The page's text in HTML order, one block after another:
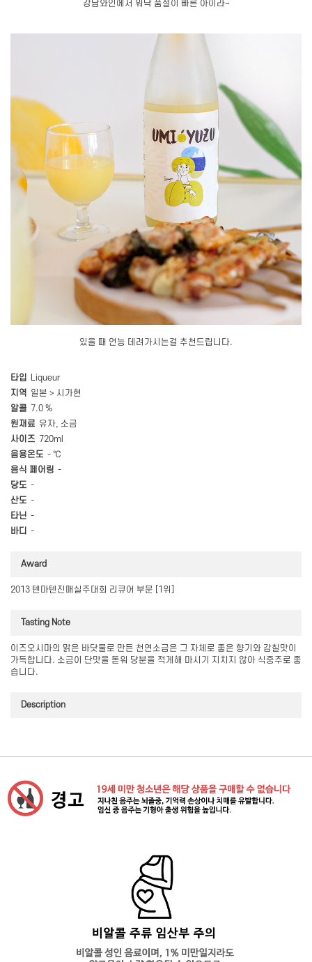
강남와인에서 워낙 품절이 빠른 아이라~
있을 때 언능 데려가시는걸 추천드립니다.
타입
Liqueur
지역 일본 > 시가현
알콜 7.0 %
원재료 유자, 소금
사이즈 720ml
음용온도 - ℃
음식 페어링 -
당도 -
산도 -
타닌 -
바디 -
Award
2013 텐마텐진매실주대회 리큐어 부문 [1위]
Tasting Note
이즈오시마의 맑은 바닷물로 만든 천연소금은 그 자체로 좋은 향기와 감칠맛이
가득합니다. 소금이 단맛을 돋워 당분을 적게해 마시기 지치지 않아 식중주로 좋
습니다.
Description